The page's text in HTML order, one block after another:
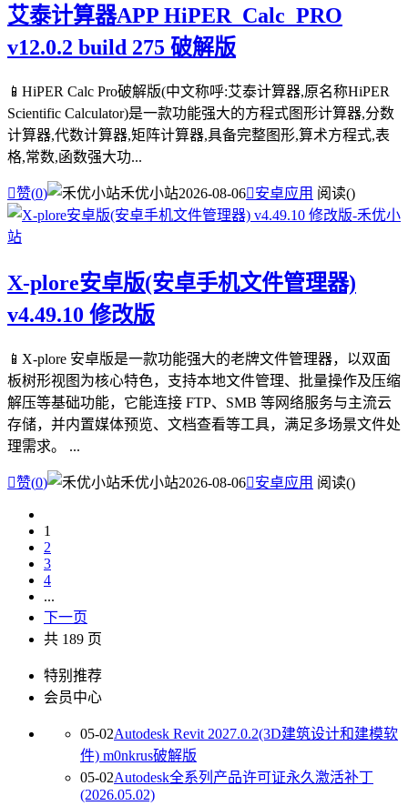
艾泰计算器APP HiPER_Calc_PRO
v12.0.2 build 275 破解版
📱HiPER Calc Pro破解版(中文称呼:艾泰计算器,原名称HiPER
Scientific Calculator)是一款功能强大的方程式图形计算器,分数
计算器,代数计算器,矩阵计算器,具备完整图形,算术方程式,表
格,常数,函数强大功...
赞(0) 禾优小站2026-08-06安卓应用 阅读()
X-plore安卓版(安卓手机文件管理器)
v4.49.10 修改版
📱X-plore 安卓版是一款功能强大的老牌文件管理器，以双面
板树形视图为核心特色，支持本地文件管理、批量操作及压缩
解压等基础功能，它能连接 FTP、SMB 等网络服务与主流云
存储，并内置媒体预览、文档查看等工具，满足多场景文件处
理需求。 ...
赞(0) 禾优小站2026-08-06安卓应用 阅读()
1
2
3
4
...
下一页
共 189 页
特别推荐
会员中心
05-02Autodesk Revit 2027.0.2(3D建筑设计和建模软
件) m0nkrus破解版
05-02Autodesk全系列产品许可证永久激活补丁
(2026.05.02)